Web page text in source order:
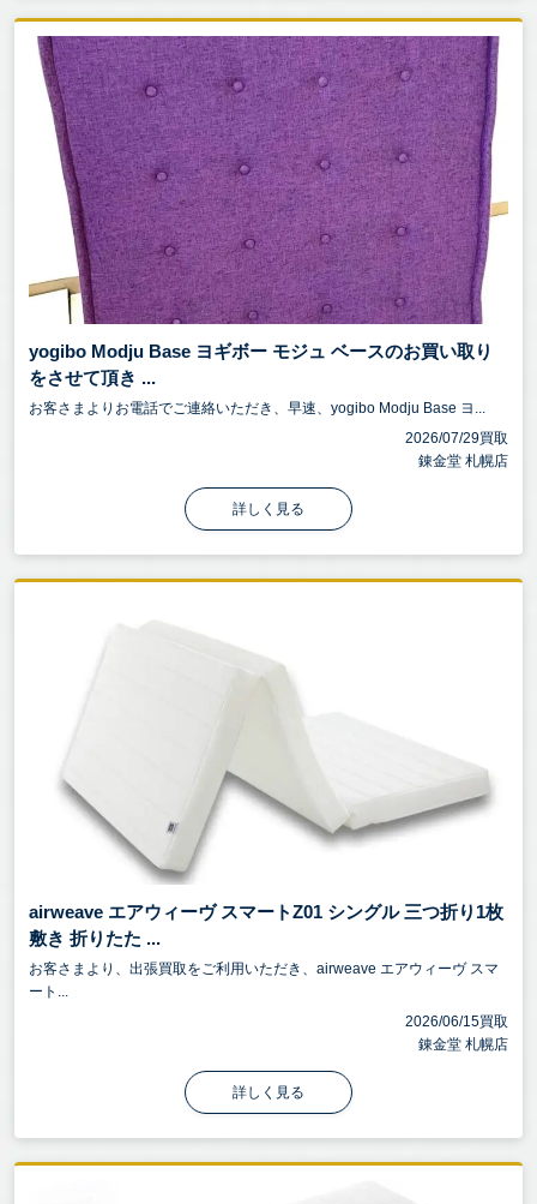
yogibo Modju Base ヨギボー モジュ ベースのお買い取り
をさせて頂き ...
お客さまよりお電話でご連絡いただき、早速、yogibo Modju Base ヨ...
2026/07/29買取
錬金堂 札幌店
詳しく見る
airweave エアウィーヴ スマートZ01 シングル 三つ折り1枚
敷き 折りたた ...
お客さまより、出張買取をご利用いただき、airweave エアウィーヴ スマ
ート...
2026/06/15買取
錬金堂 札幌店
詳しく見る